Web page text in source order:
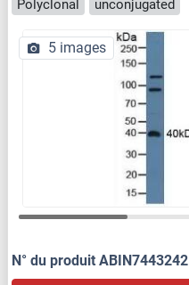
Polyclonal unconjugated
5 images
N° du produit ABIN7443242